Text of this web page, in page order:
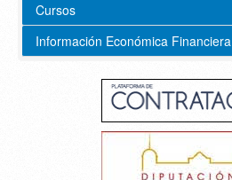
Cursos
Información Económica Financiera